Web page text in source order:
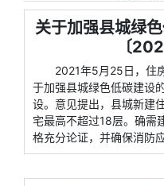
关于加强县城绿
〔
2021年5月25日，住
于加强县城绿色低碳建设
设。意见提出，县城新建
宅最高不超过18层。确需
格充分论证，并确保消防